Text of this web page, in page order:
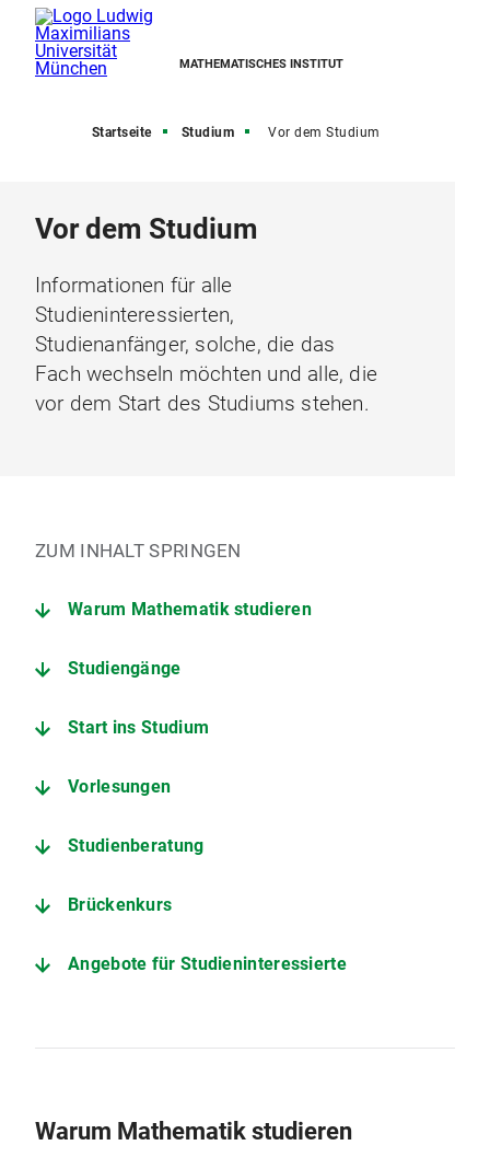
MATHEMATISCHES INSTITUT
Startseite Studium Vor dem Studium
Vor dem Studium
Informationen für alle
Studieninteressierten,
Studienanfänger, solche, die das
Fach wechseln möchten und alle, die
vor dem Start des Studiums stehen.
ZUM INHALT SPRINGEN
Warum Mathematik studieren
Studiengänge
Start ins Studium
Vorlesungen
Studienberatung
Brückenkurs
Angebote für Studieninteressierte
Warum Mathematik studieren